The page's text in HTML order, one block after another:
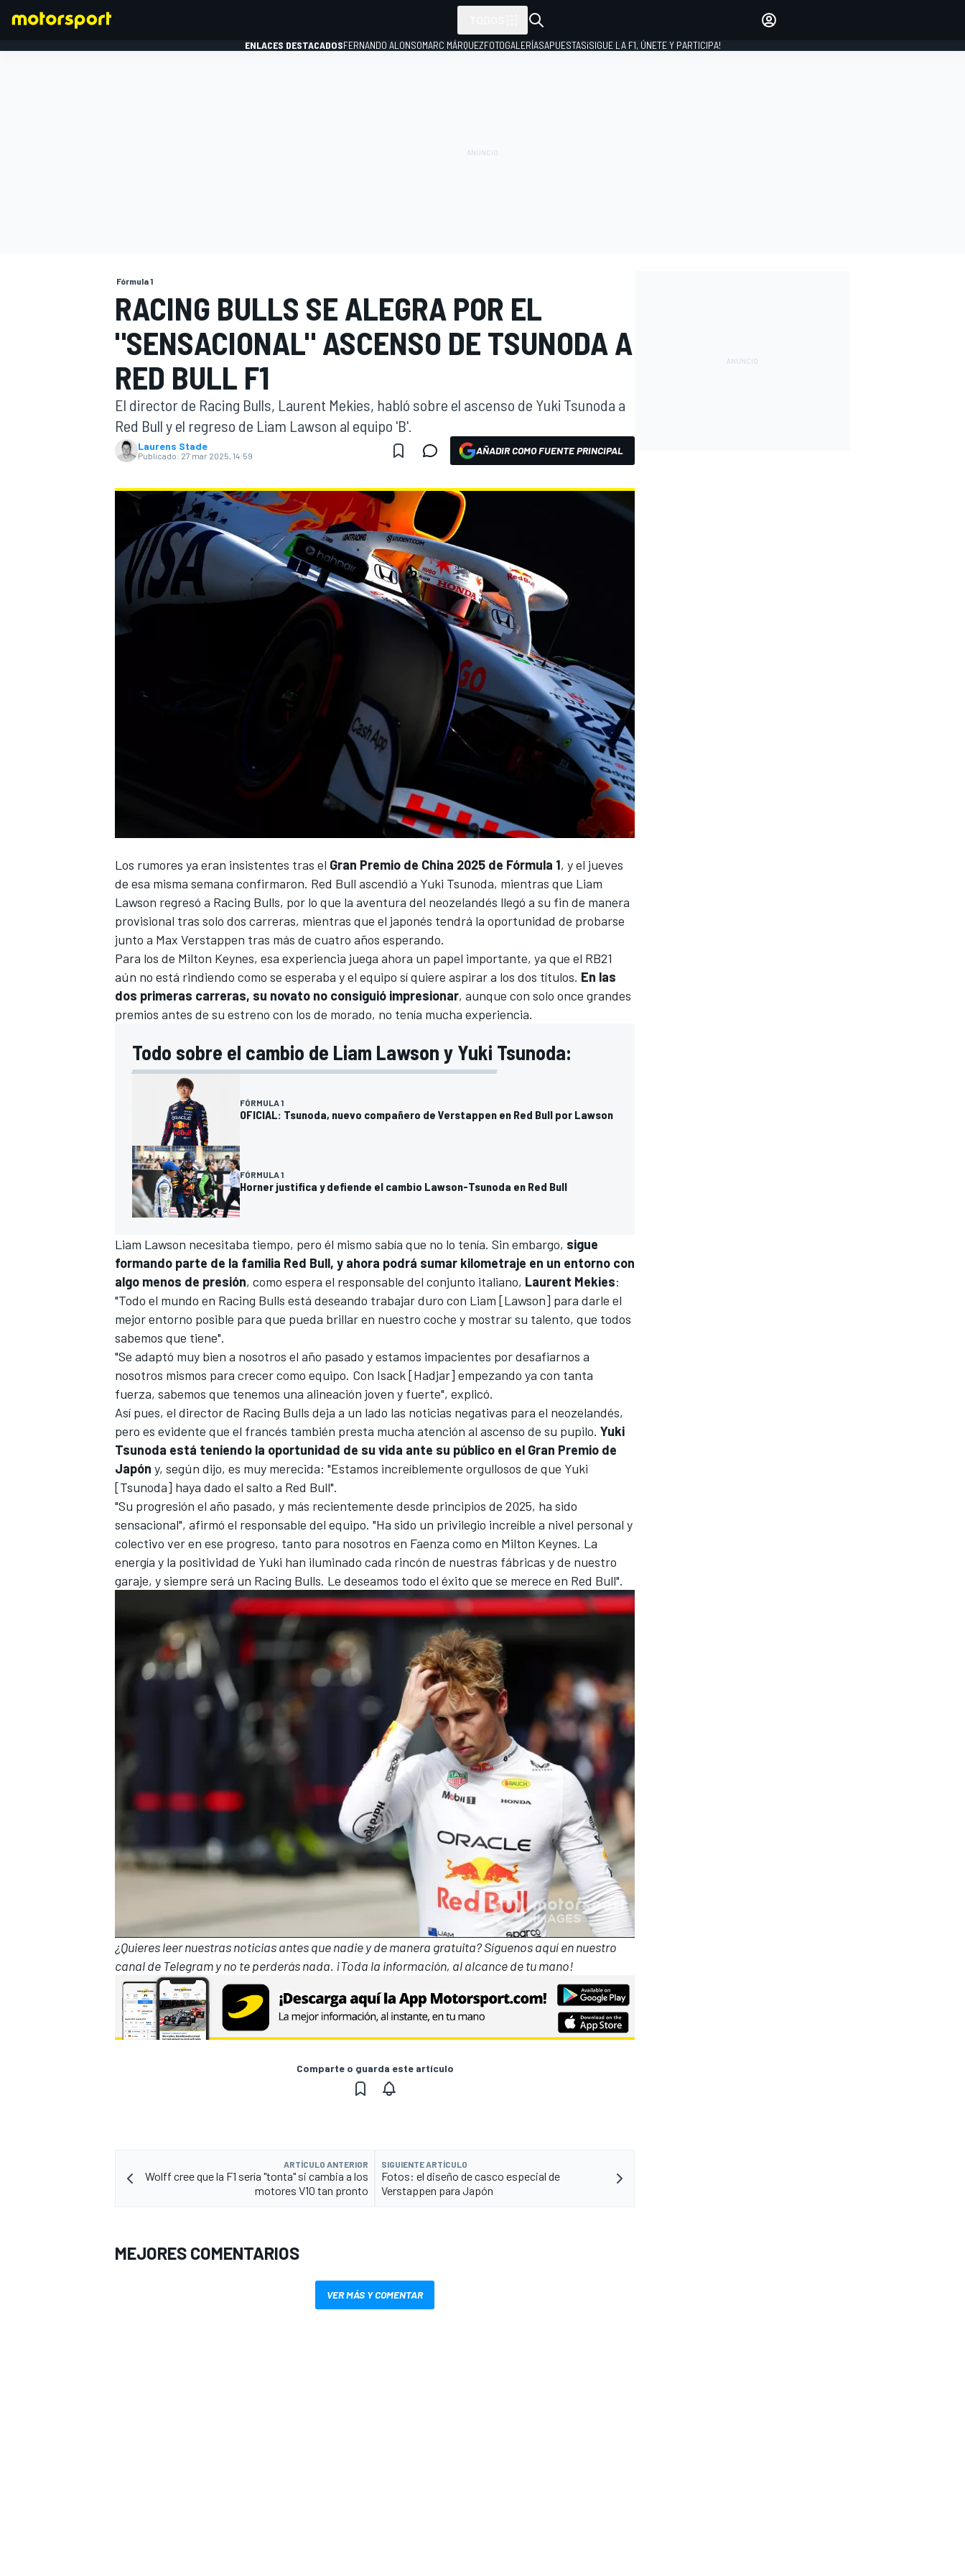
WEC FÓRMULA E
MÁS CATEGORÍAS
ENLACES DESTACADOSFERNANDO ALONSOMARC MÁRQUEZFOTOGALERÍASAPUESTAS¡SIGUE LA F1, ÚNETE Y PARTICIPA!
Fórmula 1
RACING BULLS SE ALEGRA POR EL
"SENSACIONAL" ASCENSO DE TSUNODA A
RED BULL F1
El director de Racing Bulls, Laurent Mekies, habló sobre el ascenso de Yuki Tsunoda a
Red Bull y el regreso de Liam Lawson al equipo 'B'.
Laurens Stade
Publicado: 27 mar 2025, 14:59 AÑADIR COMO FUENTE PRINCIPAL
Los rumores ya eran insistentes tras el Gran Premio de China 2025 de Fórmula 1, y el jueves
de esa misma semana confirmaron. Red Bull ascendió a Yuki Tsunoda, mientras que Liam
Lawson regresó a Racing Bulls, por lo que la aventura del neozelandés llegó a su fin de manera
provisional tras solo dos carreras, mientras que el japonés tendrá la oportunidad de probarse
junto a Max Verstappen tras más de cuatro años esperando.
Para los de Milton Keynes, esa experiencia juega ahora un papel importante, ya que el RB21
aún no está rindiendo como se esperaba y el equipo sí quiere aspirar a los dos títulos. En las
dos primeras carreras, su novato no consiguió impresionar, aunque con solo once grandes
premios antes de su estreno con los de morado, no tenía mucha experiencia.
Todo sobre el cambio de Liam Lawson y Yuki Tsunoda:
FÓRMULA 1
OFICIAL: Tsunoda, nuevo compañero de Verstappen en Red Bull por Lawson
FÓRMULA 1
Horner justifica y defiende el cambio Lawson-Tsunoda en Red Bull
Liam Lawson necesitaba tiempo, pero él mismo sabía que no lo tenía. Sin embargo, sigue
formando parte de la familia Red Bull, y ahora podrá sumar kilometraje en un entorno con
algo menos de presión, como espera el responsable del conjunto italiano, Laurent Mekies:
"Todo el mundo en Racing Bulls está deseando trabajar duro con Liam [Lawson] para darle el
mejor entorno posible para que pueda brillar en nuestro coche y mostrar su talento, que todos
sabemos que tiene".
"Se adaptó muy bien a nosotros el año pasado y estamos impacientes por desafiarnos a
nosotros mismos para crecer como equipo. Con Isack [Hadjar] empezando ya con tanta
fuerza, sabemos que tenemos una alineación joven y fuerte", explicó.
Así pues, el director de Racing Bulls deja a un lado las noticias negativas para el neozelandés,
pero es evidente que el francés también presta mucha atención al ascenso de su pupilo. Yuki
Tsunoda está teniendo la oportunidad de su vida ante su público en el Gran Premio de
Japón y, según dijo, es muy merecida: "Estamos increíblemente orgullosos de que Yuki
[Tsunoda] haya dado el salto a Red Bull".
"Su progresión el año pasado, y más recientemente desde principios de 2025, ha sido
sensacional", afirmó el responsable del equipo. "Ha sido un privilegio increíble a nivel personal y
colectivo ver en ese progreso, tanto para nosotros en Faenza como en Milton Keynes. La
energía y la positividad de Yuki han iluminado cada rincón de nuestras fábricas y de nuestro
garaje, y siempre será un Racing Bulls. Le deseamos todo el éxito que se merece en Red Bull".
¿Quieres leer nuestras noticias antes que nadie y de manera gratuita? Síguenosaquí en nuestro
canal de Telegramy no te perderás nada. ¡Toda la información, al alcance de tu mano!
Comparte o guarda este artículo
ARTÍCULO ANTERIOR
Wolff cree que la F1 sería "tonta" si cambia a los
motores V10 tan pronto
SIGUIENTE ARTÍCULO
Fotos: el diseño de casco especial de
Verstappen para Japón
MEJORES COMENTARIOS
VER MÁS Y COMENTAR